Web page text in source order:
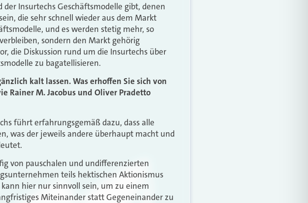
Insurtechs Geschäftsmodelle gibt, denen
die sehr schnell wieder aus dem Markt
und es werden stetig mehr, so
sondern den Markt gehörig
die Diskussion rund um die Insurtechs über
zu bagatellisieren.
kalt lassen. Was erhoffen Sie sich von
Rainer M. Jacobus und Oliver Pradetto
führt erfahrungsgemäß dazu, dass alle
was der jeweils andere überhaupt macht und
von pauschalen und undifferenzierten
teils hektischen Aktionismus
hier nur sinnvoll sein, um zu einem
Miteinander statt Gegeneinander zu